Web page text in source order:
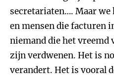
secretariaten…. Maar we
en mensen die facturen
niemand die het vreemd
zijn verdwenen. Het is
verandert. Het is vooral